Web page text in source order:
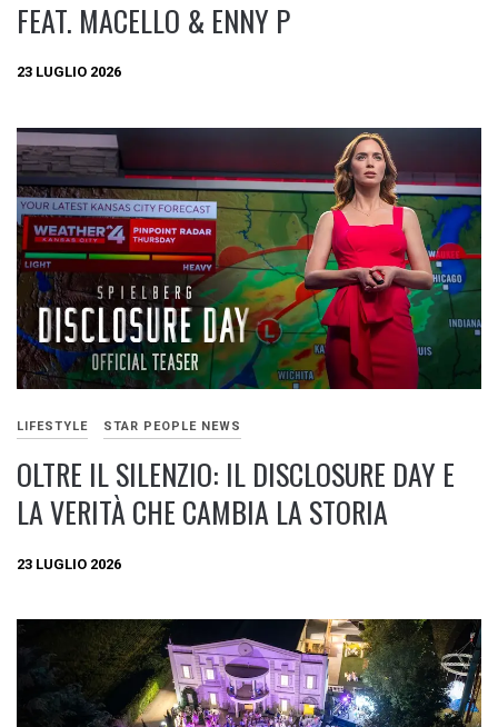
FEAT. MACELLO & ENNY P
23 LUGLIO 2026
LIFESTYLE STAR PEOPLE NEWS
OLTRE IL SILENZIO: IL DISCLOSURE DAY E
LA VERITÀ CHE CAMBIA LA STORIA
23 LUGLIO 2026